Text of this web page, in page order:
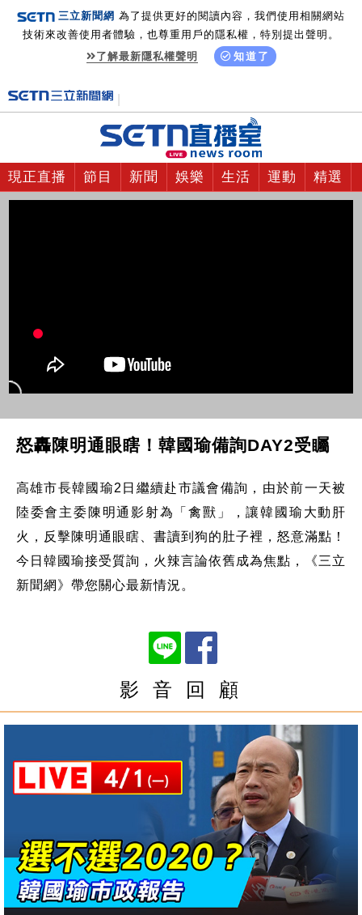
三立新聞網 為了提供更好的閱讀內容，我們使用相關網站
技術來改善使用者體驗，也尊重用戶的隱私權，特別提出聲明。
了解最新隱私權聲明
知道了
現正直播 節目 新聞 娛樂 生活 運動 精選
怒轟陳明通眼瞎！韓國瑜備詢DAY2受矚
高雄市長韓國瑜2日繼續赴市議會備詢，由於前一天被
陸委會主委陳明通影射為「禽獸」，讓韓國瑜大動肝
火，反擊陳明通眼瞎、書讀到狗的肚子裡，怒意滿點！
今日韓國瑜接受質詢，火辣言論依舊成為焦點，《三立
新聞網》帶您關心最新情況。
影 音 回 顧